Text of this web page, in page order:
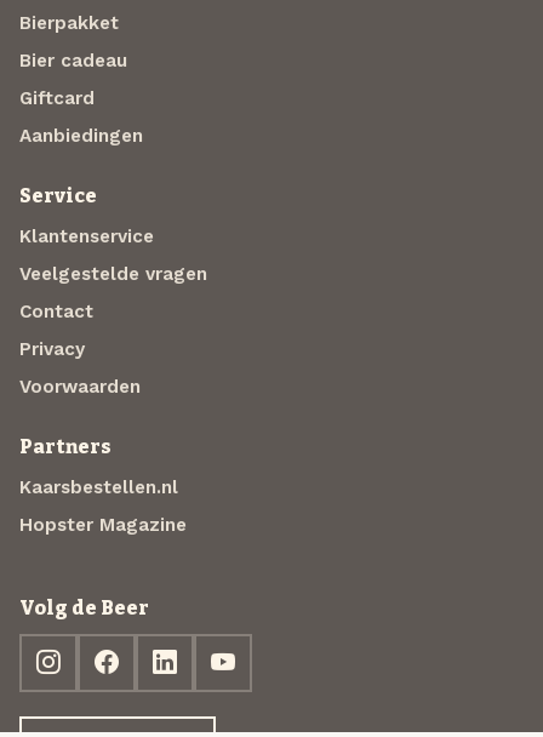
Bierpakket
Bier cadeau
Giftcard
Aanbiedingen
Service
Klantenservice
Veelgestelde vragen
Contact
Privacy
Voorwaarden
Partners
Kaarsbestellen.nl
Hopster Magazine
Volg de Beer